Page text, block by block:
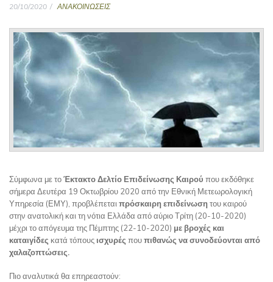
20/10/2020 ΑΝΑΚΟΙΝΩΣΕΙΣ
Σύμφωνα με τοΈκτακτο Δελτίο Επιδείνωσης Καιρού που εκδόθηκε
σήμερα Δευτέρα 19 Οκτωβρίου 2020 από την Εθνική Μετεωρολογική
Υπηρεσία (ΕΜΥ), προβλέπεται πρόσκαιρη επιδείνωση του καιρού
στην ανατολική και τη νότια Ελλάδα από αύριο Τρίτη (20-10-2020)
μέχρι το απόγευμα της Πέμπτης (22-10-2020) με βροχές και
καταιγίδες κατά τόπους ισχυρές πουπιθανώς να συνοδεύονται από
χαλαζοπτώσεις.
Πιο αναλυτικά θα επηρεαστούν: